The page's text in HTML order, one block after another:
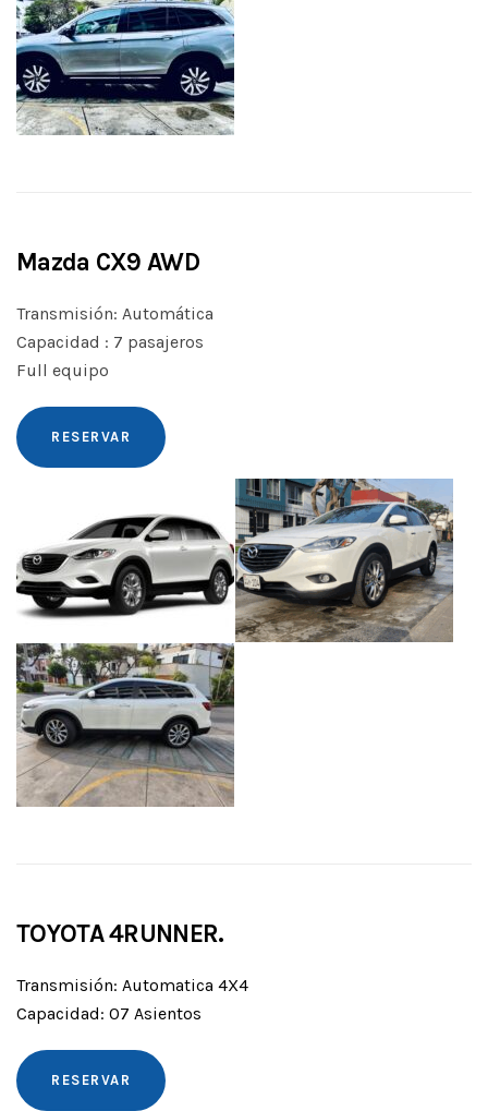
Mazda CX9 AWD
Transmisión: Automática
Capacidad : 7 pasajeros
Full equipo
RESERVAR
TOYOTA 4RUNNER.
Transmisión: Automatica 4X4
Capacidad: 07 Asientos
RESERVAR